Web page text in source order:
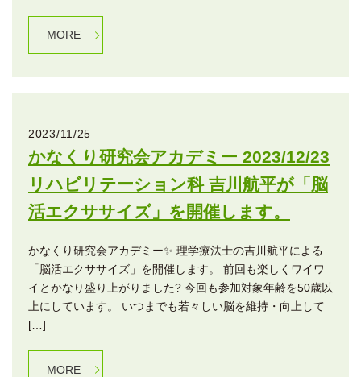
MORE
2023/11/25
かなくり研究会アカデミー 2023/12/23
リハビリテーション科 吉川航平が「脳
活エクササイズ」を開催します。
かなくり研究会アカデミー✨ 理学療法士の吉川航平による
「脳活エクササイズ」を開催します。 前回も楽しくワイワ
イとかなり盛り上がりました? 今回も参加対象年齢を50歳以
上にしています。 いつまでも若々しい脳を維持・向上して
[…]
MORE